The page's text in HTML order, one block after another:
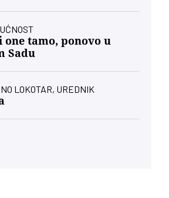
one tamo, ponovo u
Sadu
LOKOTAR, UREDNIK